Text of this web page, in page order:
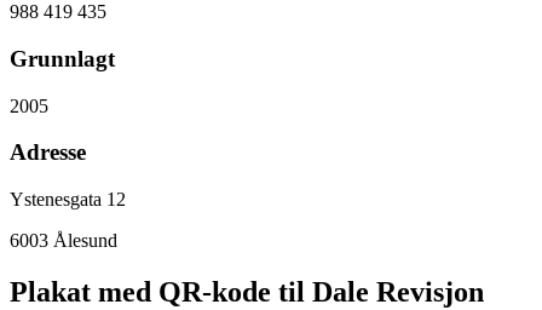
988 419 435
Grunnlagt
2005
Adresse
Ystenesgata 12
6003 Ålesund
Plakat med QR-kode til Dale Revisjon